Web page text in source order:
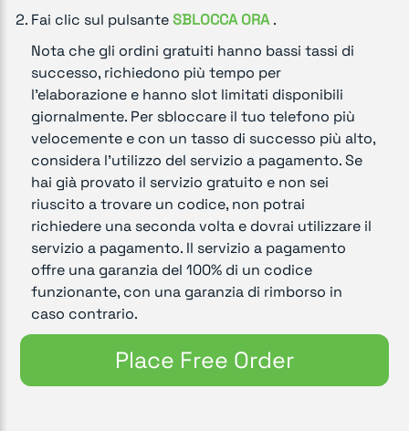
Fai clic sul pulsanteSBLOCCA ORA.
Nota che gli ordini gratuiti hanno bassi tassi di
successo, richiedono più tempo per
l'elaborazione e hanno slot limitati disponibili
giornalmente. Per sbloccare il tuo telefono più
velocemente e con un tasso di successo più alto,
considera l'utilizzo del servizio a pagamento. Se
hai già provato il servizio gratuito e non sei
riuscito a trovare un codice, non potrai
richiedere una seconda volta e dovrai utilizzare il
servizio a pagamento. Il servizio a pagamento
offre una garanzia del 100% di un codice
funzionante, con una garanzia di rimborso in
caso contrario.
Place Free Order